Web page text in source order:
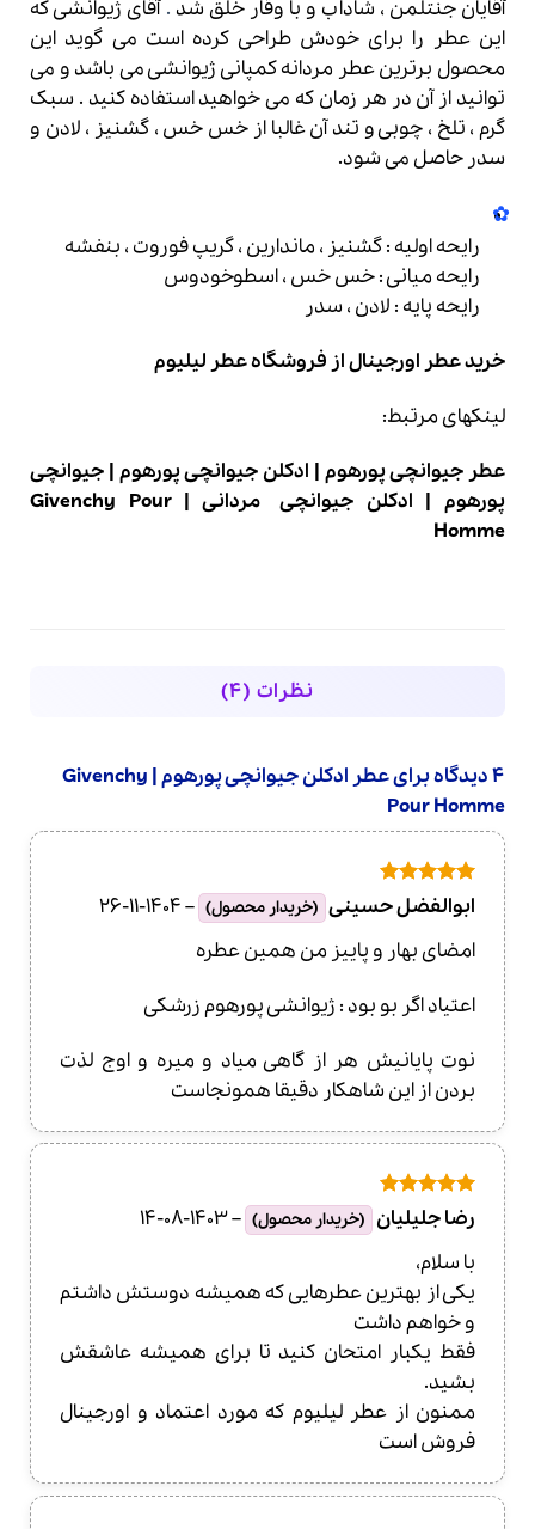
آقایان جنتلمن ، شاداب و با وقار خلق شد . آقای ژیوانشی که
این عطر را برای خودش طراحی کرده است می گوید این
محصول برترین عطر مردانه کمپانی ژیوانشی می باشد و می
توانید از آن در هر زمان که می خواهید استفاده کنید . سبک
گرم ، تلخ ، چوبی و تند آن غالبا از خس خس ، گشنیز ، لادن و
سدر حاصل می شود.
رایحه اولیه : گشنیز ، ماندارین ، گریپ فوروت ، بنفشه
رایحه میانی : خس خس ، اسطوخودوس
رایحه پایه : لادن ، سدر
خرید عطر اورجینال از فروشگاهعطر لیلیوم
لینکهای مرتبط:
عطر جیوانچی پورهوم | ادکلن جیوانچی پورهوم | جیوانچی
پورهوم| ادکلن جیوانچی مردانی|
Givenchy Pour
Homme
نظرات (4)
4 دیدگاه برای
عطر ادکلن جیوانچی پورهوم | Givenchy
Pour Homme
امتیاز5 از
5
ابوالفضل حسینی (خریدار محصول) –
1404-11-26
امضای بهار و پاییز من همین عطره
اعتیاد اگر بو بود : ژیوانشی پورهوم زرشکی
نوت پایانیش هر از گاهی میاد و میره و اوج لذت
بردن از این شاهکار دقیقا همونجاست
امتیاز 5 از
5
رضا جلیلیان (خریدار محصول) –
1403-08-14
با سلام،
یکی از بهترین عطرهایی که همیشه دوستش داشتم
و خواهم داشت
فقط یکبار امتحان کنید تا برای همیشه عاشقش
بشید.
ممنون از عطر لیلیوم که مورد اعتماد و اورجینال
فروش است